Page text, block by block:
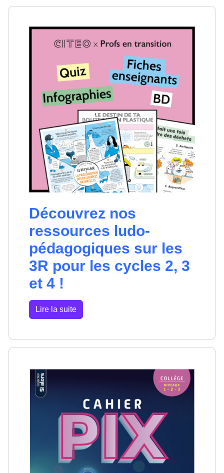
Découvrez nos
ressources ludo-
pédagogiques sur les
3R pour les cycles 2, 3
et 4 !
Lire la suite